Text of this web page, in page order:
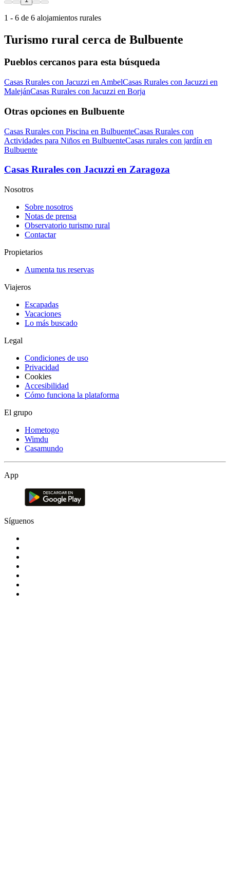
1 - 6 de 6 alojamientos rurales
Turismo rural cerca de Bulbuente
Pueblos cercanos para esta búsqueda
Casas Rurales con Jacuzzi en AmbelCasas Rurales con Jacuzzi en
MalejánCasas Rurales con Jacuzzi en Borja
Otras opciones en Bulbuente
Casas Rurales con Piscina en BulbuenteCasas Rurales con
Actividades para Niños en BulbuenteCasas rurales con jardín en
Bulbuente
Casas Rurales con Jacuzzi en Zaragoza
Nosotros
Sobre nosotros
Notas de prensa
Observatorio turismo rural
Contactar
Propietarios
Aumenta tus reservas
Viajeros
Escapadas
Vacaciones
Lo más buscado
Legal
Condiciones de uso
Privacidad
Cookies
Accesibilidad
Cómo funciona la plataforma
El grupo
Hometogo
Wimdu
Casamundo
App
Síguenos